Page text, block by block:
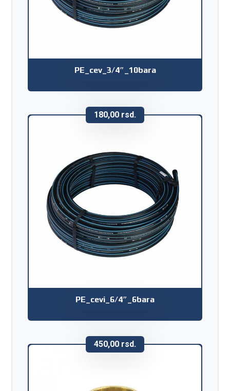
PE_cev_3/4″_10bara
PE_cevi_6/4″_6bara
180,00 rsd.
450,00 rsd.